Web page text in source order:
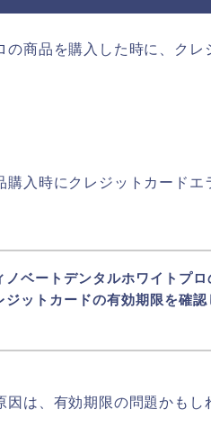
商品を購入した時に、クレ
入時にクレジットカードエ
ベートデンタルホワイトプロ
ットカードの有効期限を確認
は、有効期限の問題かもし